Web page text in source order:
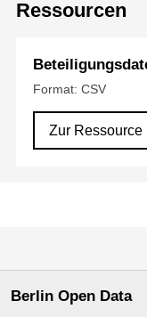
Ressourcen
Format: CSV
Zur Ressource
Berlin Open Data